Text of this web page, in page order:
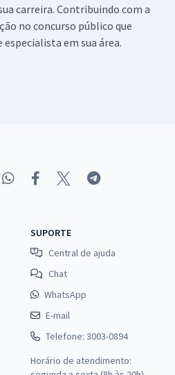
carreira. Contribuindo com a
no concurso público que
em sua área.
SUPORTE
Central de ajuda
Chat
WhatsApp
E-mail
Telefone: 3003-0894
Horário de atendimento: